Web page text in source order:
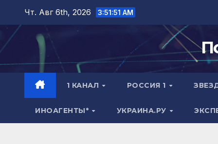
Перейти
содержимому
Чт. Авг 6th, 2026 3:51:51 AM
1 КАНАЛ РОССИЯ 1
ИНОАГЕНТЫ* УКРАИНА.РУ